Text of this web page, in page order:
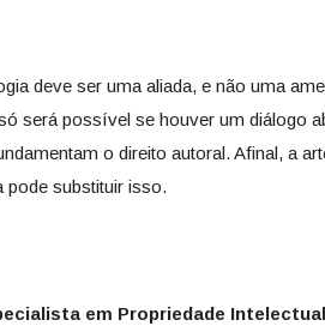
deve ser uma aliada, e não uma
será possível se houver um diálogo
o direito autoral. Afinal, a
pode substituir isso.
em Propriedade